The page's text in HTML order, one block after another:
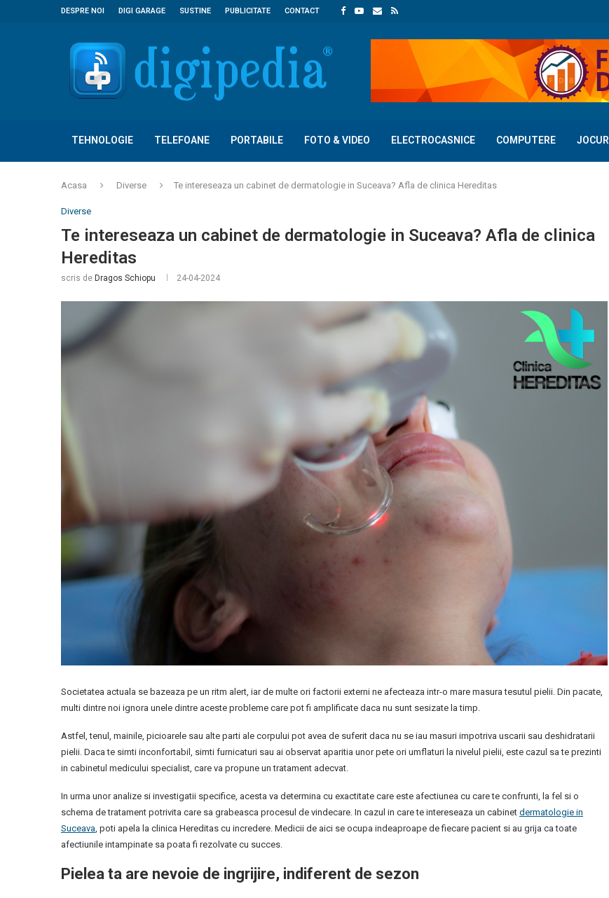
DESPRE NOI DIGI GARAGE SUSTINE PUBLICITATE CONTACT
TEHNOLOGIE TELEFOANE PORTABILE FOTO & VIDEO ELECTROCASNICE COMPUTERE JOCURI
Acasa Diverse Te intereseaza un cabinet de dermatologie in Suceava? Afla de clinica Hereditas
Diverse
Te intereseaza un cabinet de dermatologie in Suceava? Afla de clinica
Hereditas
scris de Dragos Schiopu 24-04-2024
Societatea actuala se bazeaza pe un ritm alert, iar de multe ori factorii externi ne afecteaza intr-o mare masura tesutul pielii. Din pacate,
multi dintre noi ignora unele dintre aceste probleme care pot fi amplificate daca nu sunt sesizate la timp.
Astfel, tenul, mainile, picioarele sau alte parti ale corpului pot avea de suferit daca nu se iau masuri impotriva uscarii sau deshidratarii
pielii. Daca te simti inconfortabil, simti furnicaturi sau ai observat aparitia unor pete ori umflaturi la nivelul pielii, este cazul sa te prezinti
in cabinetul medicului specialist, care va propune un tratament adecvat.
In urma unor analize si investigatii specifice, acesta va determina cu exactitate care este afectiunea cu care te confrunti, la fel si o
schema de tratament potrivita care sa grabeasca procesul de vindecare. In cazul in care te intereseaza un cabinet dermatologie in
Suceava, poti apela la clinica Hereditas cu incredere. Medicii de aici se ocupa indeaproape de fiecare pacient si au grija ca toate
afectiunile intampinate sa poata fi rezolvate cu succes.
Pielea ta are nevoie de ingrijire, indiferent de sezon